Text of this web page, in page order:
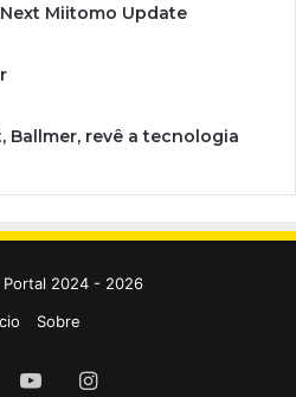
Miitomo Update
Ballmer, revê a tecnologia
2024 - 2026
Sobre
YouTubeInstagram